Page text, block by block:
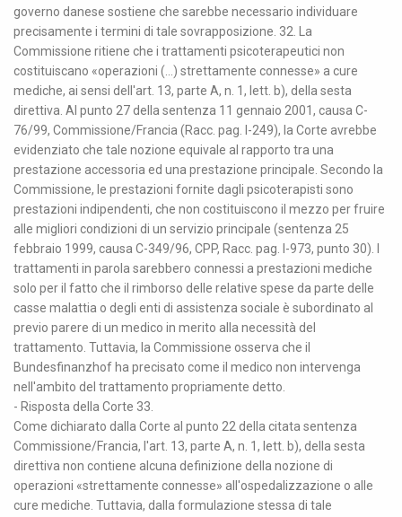
governo danese sostiene che sarebbe necessario individuare
precisamente i termini di tale sovrapposizione. 32. La
Commissione ritiene che i trattamenti psicoterapeutici non
costituiscano «operazioni (...) strettamente connesse» a cure
mediche, ai sensi dell'art. 13, parte A, n. 1, lett. b), della sesta
direttiva. Al punto 27 della sentenza 11 gennaio 2001, causa C-
76/99, Commissione/Francia (Racc. pag. I-249), la Corte avrebbe
evidenziato che tale nozione equivale al rapporto tra una
prestazione accessoria ed una prestazione principale. Secondo la
Commissione, le prestazioni fornite dagli psicoterapisti sono
prestazioni indipendenti, che non costituiscono il mezzo per fruire
alle migliori condizioni di un servizio principale (sentenza 25
febbraio 1999, causa C-349/96, CPP, Racc. pag. I-973, punto 30). I
trattamenti in parola sarebbero connessi a prestazioni mediche
solo per il fatto che il rimborso delle relative spese da parte delle
casse malattia o degli enti di assistenza sociale è subordinato al
previo parere di un medico in merito alla necessità del
trattamento. Tuttavia, la Commissione osserva che il
Bundesfinanzhof ha precisato come il medico non intervenga
nell'ambito del trattamento propriamente detto.
- Risposta della Corte 33.
Come dichiarato dalla Corte al punto 22 della citata sentenza
Commissione/Francia, l'art. 13, parte A, n. 1, lett. b), della sesta
direttiva non contiene alcuna definizione della nozione di
operazioni «strettamente connesse» all'ospedalizzazione o alle
cure mediche. Tuttavia, dalla formulazione stessa di tale